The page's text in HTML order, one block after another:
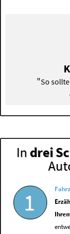
"So
In drei
1